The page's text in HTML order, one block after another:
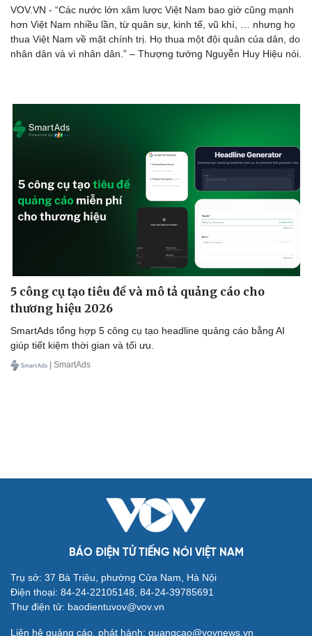
VOV.VN - “Các nước lớn xâm lược Việt Nam bao giờ cũng mạnh
hơn Việt Nam nhiều lần, từ quân sự, kinh tế, vũ khí, … nhưng họ
thua Việt Nam về mặt chính trị. Họ thua một đội quân của dân, do
nhân dân và vì nhân dân.” – Thượng tướng Nguyễn Huy Hiệu nói.
5 công cụ tạo tiêu đề và mô tả quảng cáo cho
thương hiệu 2026
SmartAds tổng hợp 5 công cụ tạo headline quảng cáo bằng AI
giúp tiết kiệm thời gian và tối ưu.
| SmartAds
BÁO ĐIỆN TỬ TIẾNG NÓI VIỆT NAM
Trụ sở: 37 Bà Triệu, phường Cửa Nam, Hà Nội
Điện thoại: 84-24-22105148, 84-24-39785691
Thư điện tử: baodientuvov@vov.vn
Liên hệ quảng cáo, phát hành: quangcao@vovnews.vn